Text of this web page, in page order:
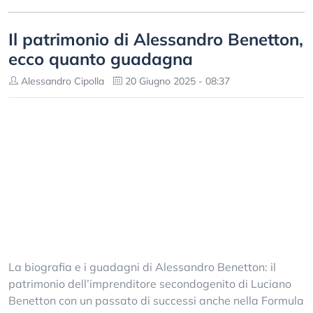
Il patrimonio di Alessandro Benetton,
ecco quanto guadagna
Alessandro Cipolla 20 Giugno 2025 - 08:37
La biografia e i guadagni di Alessandro Benetton: il
patrimonio dell’imprenditore secondogenito di Luciano
Benetton con un passato di successi anche nella Formula